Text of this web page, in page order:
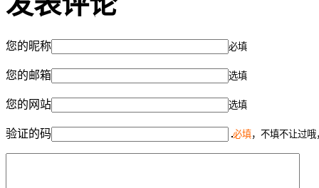
您的昵称 必填
您的邮箱 选填
您的网站 选填
验证的码 必填，不填不让过